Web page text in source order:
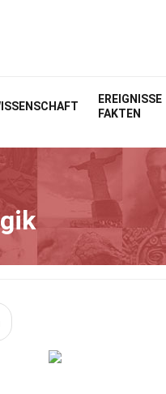
EREIGNISSE
FAKTEN